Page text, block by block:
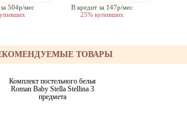
504р/мес
В кредит за 147р/мес
25% купивших
ТОВАРЫ
Комплект постельного белья
Roman Baby Stella Stellina 3
предмета